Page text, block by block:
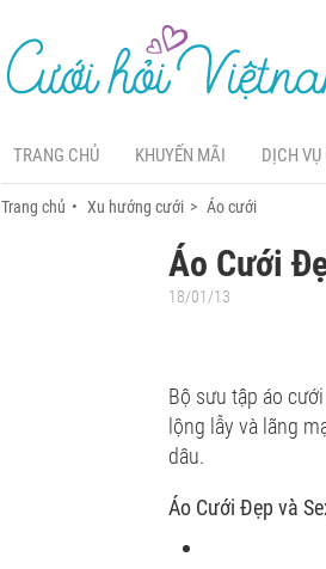
TRANG CHỦ KHUYẾN MÃI DỊCH VỤ
Trang chủ Xu hướng cưới Áo cưới
Áo Cưới
18/01/13
Bộ sưu tập áo
lộng lẫy và lãng
dâu.
Áo Cưới Đẹp và